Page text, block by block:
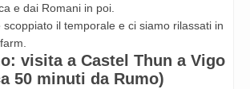
e dai Romani in poi.
scoppiato il temporale e ci siamo rilassati in
visita a Castel Thun a Vigo
50 minuti da Rumo)